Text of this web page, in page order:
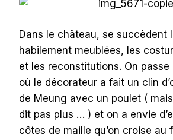
Dans le château, se succèdent
habilement meublées, les
et les reconstitutions. On passe
où le décorateur a fait un clin
de Meung avec un poulet (
dit pas plus … ) et on a envie
côtes de maille qu’on croise au